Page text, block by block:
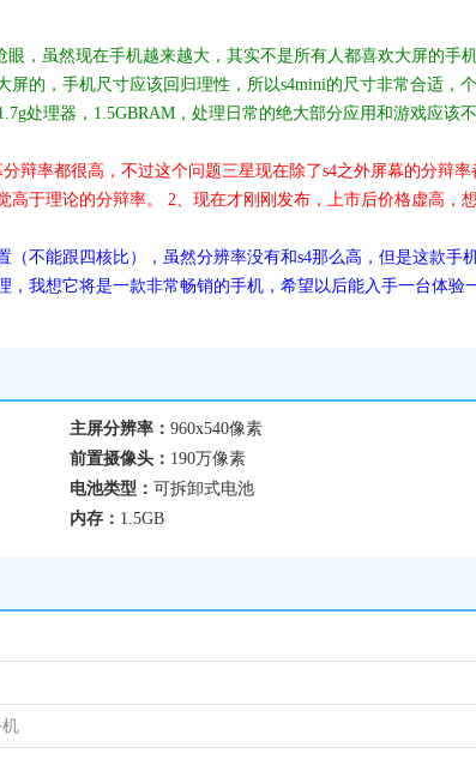
，虽然现在手机越来越大，其实不是所有人都喜欢大屏的手
的，手机尺寸应该回归理性，所以s4mini的尺寸非常合适，
处理器，1.5GBRAM，处理日常的绝大部分应用和游戏应该
辩率都很高，不过这个问题三星现在除了s4之外屏幕的分辩率
于理论的分辩率。 2、现在才刚刚发布，上市后价格虚高，
不能跟四核比），虽然分辨率没有和s4那么高，但是这款手
我想它将是一款非常畅销的手机，希望以后能入手一台体验
主屏分辨率： 960x540像素
前置摄像头： 190万像素
电池类型： 可拆卸式电池
内存： 1.5GB